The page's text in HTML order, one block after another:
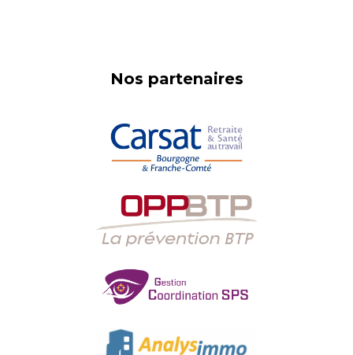
Nos partenaires